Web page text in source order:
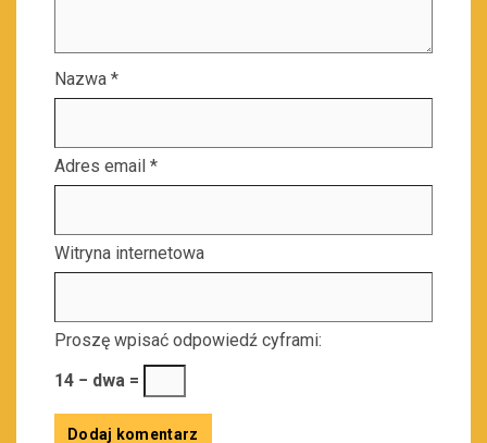
Nazwa *
Adres email *
Witryna internetowa
Proszę wpisać odpowiedź cyframi:
14 − dwa =